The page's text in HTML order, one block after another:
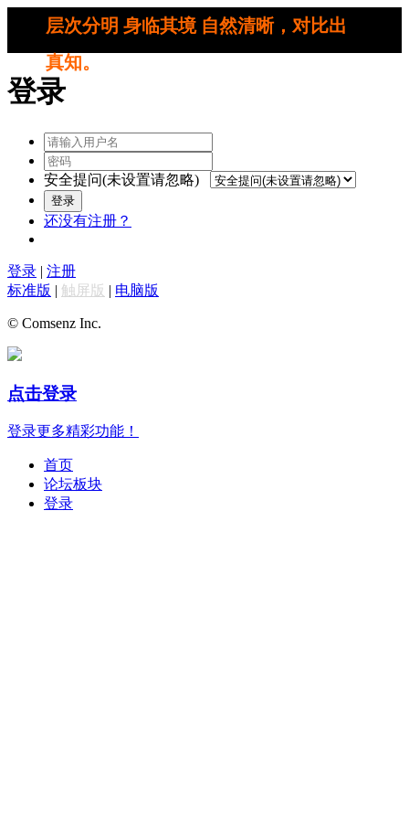
层次分明 身临其境 自然清晰，对比出
真知。
登录
安全提问(未设置请忽略)
登录
还没有注册？
登录 | 注册
标准版 | 触屏版 | 电脑版
© Comsenz Inc.
点击登录
登录更多精彩功能！
首页
论坛板块
登录